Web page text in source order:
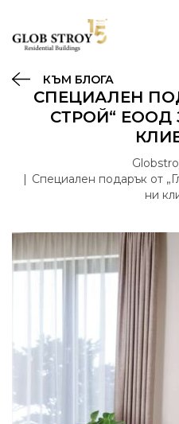
КЪМ БЛОГА
СПЕЦИАЛЕН
СТРОЙ“ ЕООД
Специален подарък от
ни